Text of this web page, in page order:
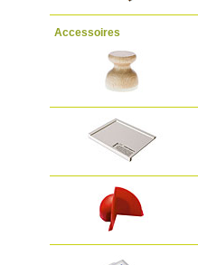
Accessoires